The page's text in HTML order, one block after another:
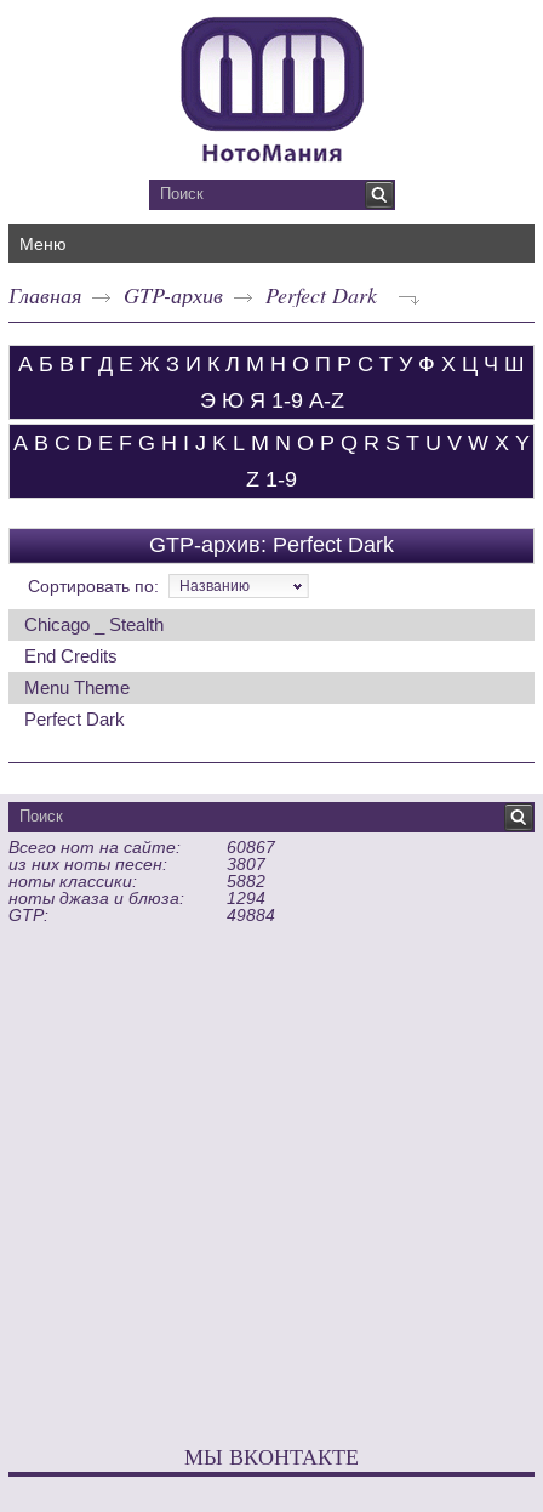
Меню
Главная GTP-архив Perfect Dark
А Б В Г Д Е Ж З И К Л М Н О П Р С Т У Ф Х Ц Ч Ш
Э Ю Я 1-9 A-Z
A B C D E F G H I J K L M N O P Q R S T U V W X Y
Z 1-9
GTP-архив: Perfect Dark
Сортировать по: Названию
Chicago _ Stealth
End Credits
Menu Theme
Perfect Dark
Всего нот на сайте:
60867
из них ноты песен:
3807
ноты классики:
5882
ноты джаза и блюза:
1294
GTP:
49884
МЫ ВКОНТАКТЕ